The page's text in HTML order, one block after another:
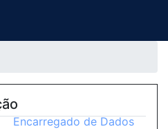
Encarregado de Dados